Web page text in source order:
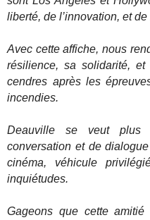
liberté, de l’innovation, et
Avec cette affiche, nous
résilience, sa solidarité,
cendres après les
incendies.
Deauville se veut
conversation et de
cinéma, véhicule
inquiétudes.
Gageons que cette